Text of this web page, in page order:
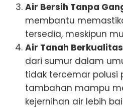
Air Bersih Tanpa
membantu
tersedia, meskipun
Air Tanah
dari sumur dalam
tidak tercemar polusi
tambahan mampu
kejernihan air lebih